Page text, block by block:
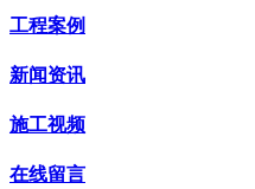
工程案例
新闻资讯
施工视频
在线留言